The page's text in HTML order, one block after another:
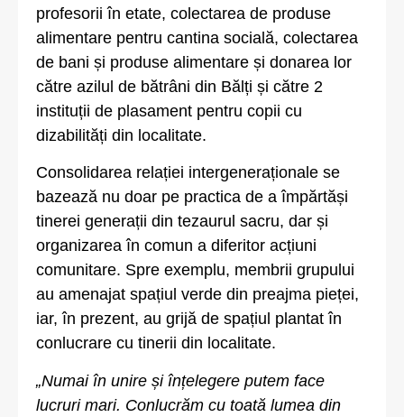
profesorii în etate, colectarea de produse
alimentare pentru cantina socială, colectarea
de bani și produse alimentare și donarea lor
către azilul de bătrâni din Bălți și către 2
instituții de plasament pentru copii cu
dizabilități din localitate.
Consolidarea relației intergeneraționale se
bazează nu doar pe practica de a împărtăși
tinerei generații din tezaurul sacru, dar și
organizarea în comun a diferitor acțiuni
comunitare. Spre exemplu, membrii grupului
au amenajat spațiul verde din preajma pieței,
iar, în prezent, au grijă de spațiul plantat în
conlucrare cu tinerii din localitate.
„Numai în unire și înțelegere putem face
lucruri mari. Conlucrăm cu toată lumea din